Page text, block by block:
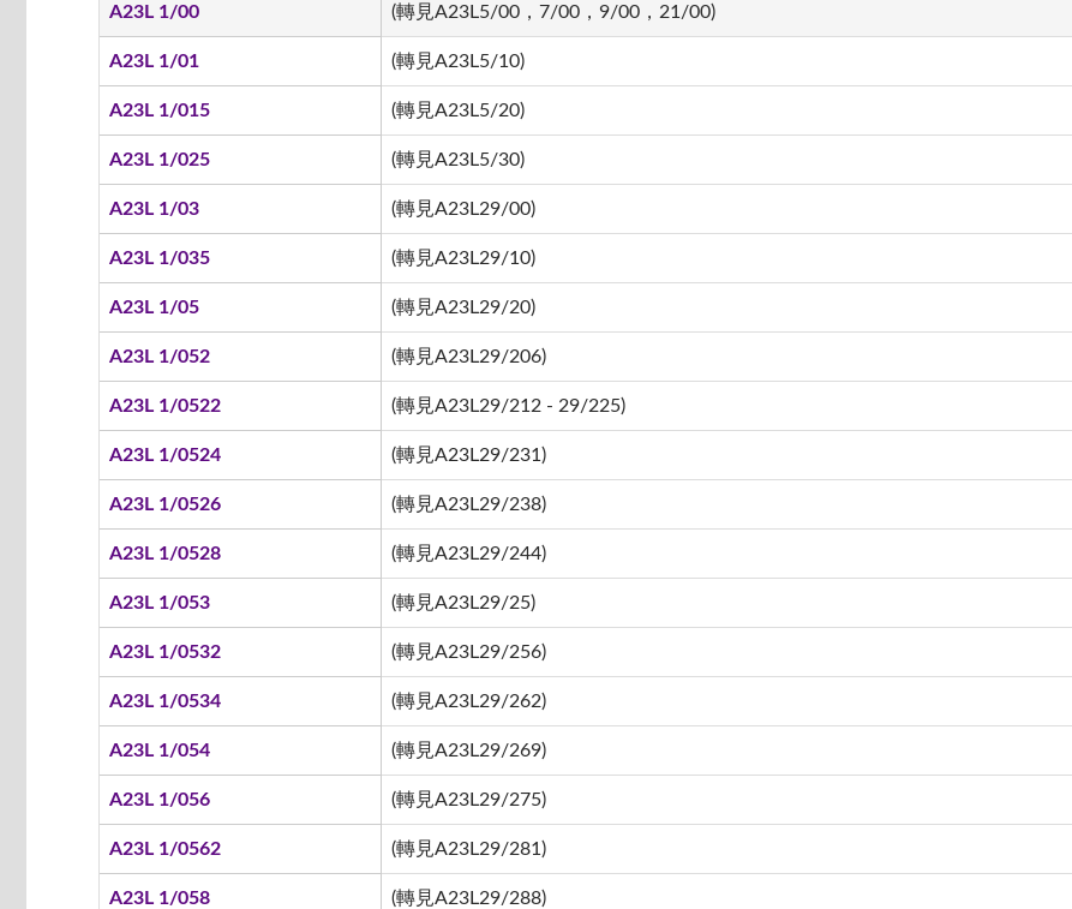
A23L 1/00 (轉見A23L5/00，7/00，9/00，21/00)
A23L 1/01 (轉見A23L5/10)
A23L 1/015 (轉見A23L5/20)
A23L 1/025 (轉見A23L5/30)
A23L 1/03 (轉見A23L29/00)
A23L 1/035 (轉見A23L29/10)
A23L 1/05 (轉見A23L29/20)
A23L 1/052 (轉見A23L29/206)
A23L 1/0522 (轉見A23L29/212 - 29/225)
A23L 1/0524 (轉見A23L29/231)
A23L 1/0526 (轉見A23L29/238)
A23L 1/0528 (轉見A23L29/244)
A23L 1/053 (轉見A23L29/25)
A23L 1/0532 (轉見A23L29/256)
A23L 1/0534 (轉見A23L29/262)
A23L 1/054 (轉見A23L29/269)
A23L 1/056 (轉見A23L29/275)
A23L 1/0562 (轉見A23L29/281)
A23L 1/058 (轉見A23L29/288)